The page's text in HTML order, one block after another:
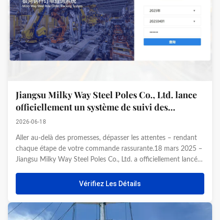
Jiangsu Milky Way Steel Poles Co., Ltd. lance
officiellement un système de suivi des
commandes
2026-06-18
Aller au-delà des promesses, dépasser les attentes – rendant
chaque étape de votre commande rassurante.18 mars 2025 –
Jiangsu Milky Way Steel Poles Co., Ltd. a officiellement lancé
clients. Cette innovation pionnière établit une nouvelle
référence ...
Vérifiez Les Détails